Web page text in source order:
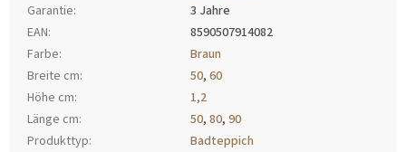
Garantie:
3 Jahre
EAN:
8590507914082
Farbe:
Braun
Breite cm: 50, 60
Höhe cm:
1,2
Länge cm: 50, 80, 90
Produkttyp:
Badteppich